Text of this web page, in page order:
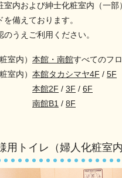
室内および紳士化粧室内（一
備えております。
うえご利用ください。
室内） 本館・南館すべてのフ
室内） 本館タカシマヤ4F / 5F
本館2F / 3F / 6F
南館B1 / 8F
用トイレ（婦人化粧室内